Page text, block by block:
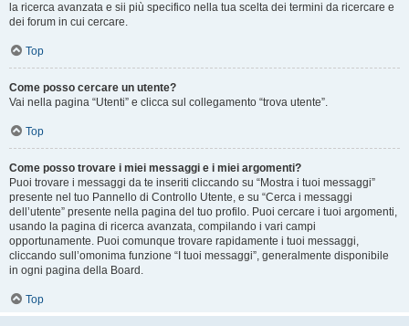
la ricerca avanzata e sii più specifico nella tua scelta dei termini da ricercare e
dei forum in cui cercare.
Top
Come posso cercare un utente?
Vai nella pagina “Utenti” e clicca sul collegamento “trova utente”.
Top
Come posso trovare i miei messaggi e i miei argomenti?
Puoi trovare i messaggi da te inseriti cliccando su “Mostra i tuoi messaggi”
presente nel tuo Pannello di Controllo Utente, e su “Cerca i messaggi
dell’utente” presente nella pagina del tuo profilo. Puoi cercare i tuoi argomenti,
usando la pagina di ricerca avanzata, compilando i vari campi
opportunamente. Puoi comunque trovare rapidamente i tuoi messaggi,
cliccando sull’omonima funzione “I tuoi messaggi”, generalmente disponibile
in ogni pagina della Board.
Top